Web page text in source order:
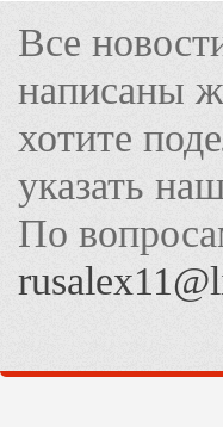
Все
написаны
хотите
указать
По